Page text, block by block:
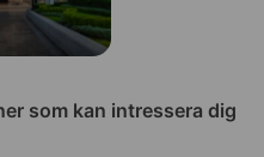
som kan intressera dig